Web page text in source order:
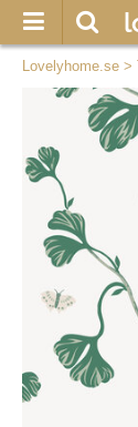
Lovelyhome.se >